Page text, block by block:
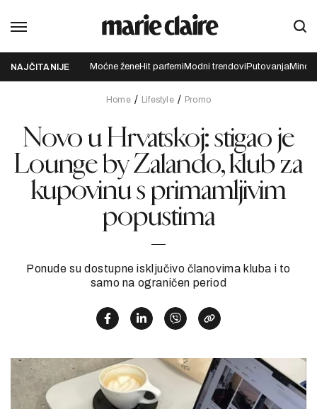
NAJČITANIJE Moćne ženeHit parfemi Modni trendovi Putovanja
Home Lifestyle Promo
Novo u Hrvatskoj: stigao je
Lounge by Zalando, klub za
kupovinu s primamljivim
popustima
Ponude su dostupne isključivo članovima kluba i to
samo na ograničen period